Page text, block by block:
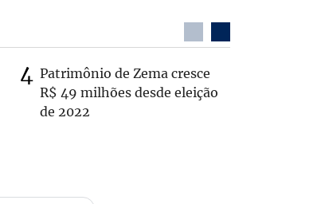
Patrimônio de Zema cresce
R$ 49 milhões desde eleição
de 2022